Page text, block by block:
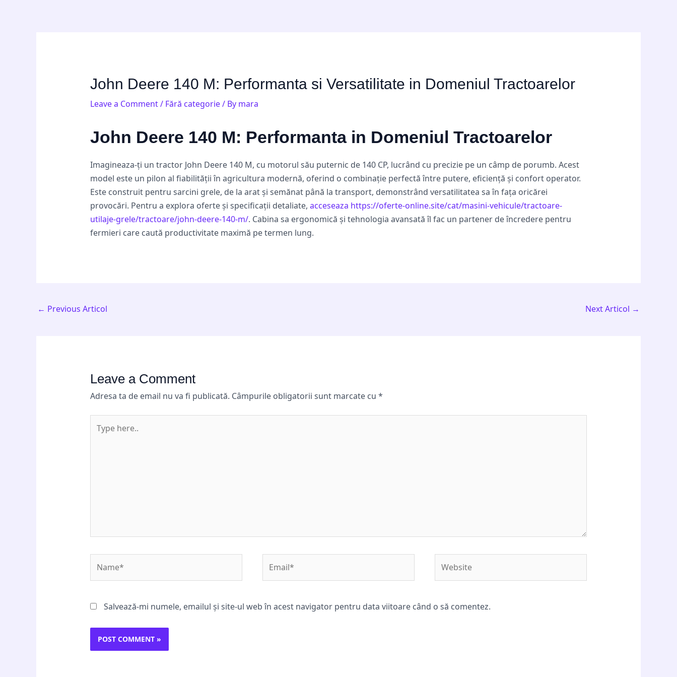
John Deere 140 M: Performanta si Versatilitate in Domeniul Tractoarelor
Leave a Comment/ Fără categorie/ By mara
John Deere 140 M: Performanta in Domeniul Tractoarelor
Imagineaza-ți un tractor John Deere 140 M, cu motorul său puternic de 140 CP, lucrând cu precizie pe un câmp de porumb. Acest
model este un pilon al fiabilității în agricultura modernă, oferind o combinație perfectă între putere, eficiență și confort operator.
Este construit pentru sarcini grele, de la arat și semănat până la transport, demonstrând versatilitatea sa în fața oricărei
provocări. Pentru a explora oferte și specificații detaliate, acceseaza https://oferte-online.site/cat/masini-vehicule/tractoare-
utilaje-grele/tractoare/john-deere-140-m/. Cabina sa ergonomică și tehnologia avansată îl fac un partener de încredere pentru
fermieri care caută productivitate maximă pe termen lung.
← Previous Articol Next Articol →
Leave a Comment
Adresa ta de email nu va fi publicată. Câmpurile obligatorii sunt marcate cu *
here..
Salvează-mi numele, emailul și site-ul web în acest navigator pentru data viitoare când o să comentez.